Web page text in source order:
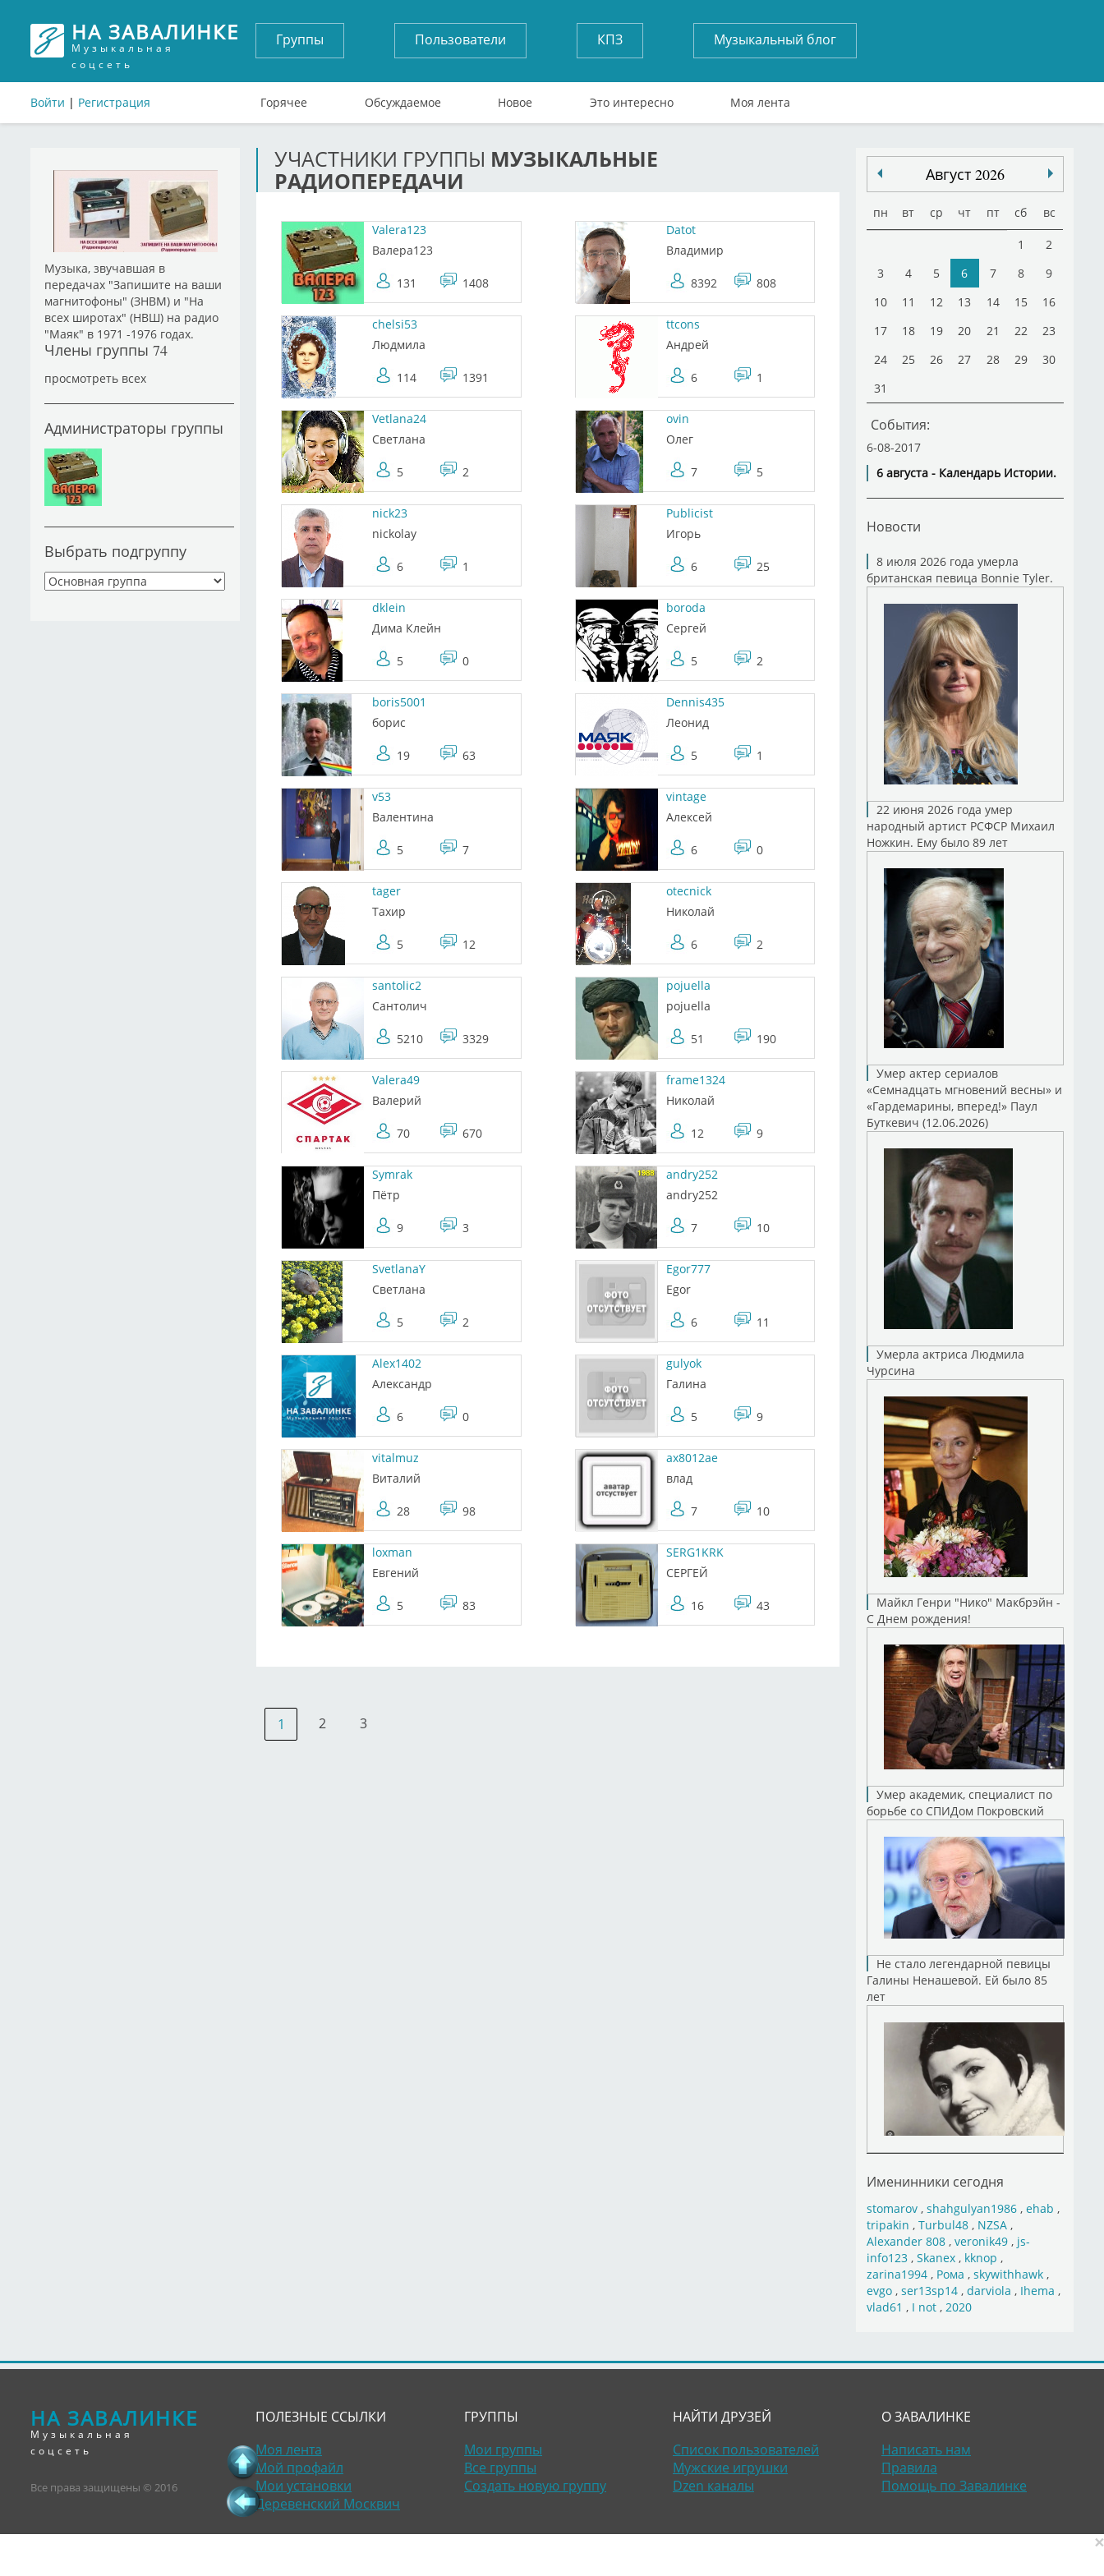
НА ЗАВАЛИНКЕ
Музыкальная
соцсеть
Войти | Регистрация
Группы Пользователи КПЗ Музыкальный блог
Горячее Обсуждаемое Новое Это интересно Моя лента
Музыка, звучавшая в
передачах "Запишите на ваши
магнитофоны" (ЗНВМ) и "На
всех широтах" (НВШ) на радио
"Маяк" в 1971 -1976 годах.
Члены группы 74
просмотреть всех
Администраторы группы
Выбрать подгруппу
УЧАСТНИКИ ГРУППЫ МУЗЫКАЛЬНЫЕ
РАДИОПЕРЕДАЧИ
Valera123
Валера123
131 1408
Datot
Владимир
8392 808
chelsi53
Людмила
114 1391
ttcons
Андрей
6 1
Vetlana24
Светлана
5 2
ovin
Олег
7 5
nick23
nickolay
6 1
Publicist
Игорь
6 25
dklein
Дима Клейн
5 0
boroda
Сергей
5 2
boris5001
борис
19 63
Dennis435
Леонид
5 1
v53
Валентина
5 7
vintage
Алексей
6 0
tager
Тахир
5 12
otecnick
Николай
6 2
santolic2
Сантолич
5210 3329
pojuella
pojuella
51 190
Valera49
Валерий
70 670
frame1324
Николай
12 9
Symrak
Пётр
9 3
andry252
andry252
7 10
SvetlanaY
Светлана
5 2
Egor777
Egor
6 11
Alex1402
Александр
6 0
gulyok
Галина
5 9
vitalmuz
Виталий
28 98
ax8012ae
влад
7 10
loxman
Евгений
5 83
SERG1KRK
СЕРГЕЙ
16 43
1 2 3
Август 2026
пн вт ср чт пт сб вс
1
2
3
4 5 6 7 8
9
10
11 12 13 14 15
16
17
18 19 20 21 22
23
24
25 26 27 28 29
30
31
События:
6-08-2017
6 августа - Календарь Истории.
Новости
8 июля 2026 года умерла
британская певица Bonnie Tyler.
22 июня 2026 года умер
народный артист РСФСР Михаил
Ножкин. Ему было 89 лет
Умер актер сериалов
«Семнадцать мгновений весны» и
«Гардемарины, вперед!» Паул
Буткевич (12.06.2026)
Умерла актриса Людмила
Чурсина
Майкл Генри "Нико" Макбрэйн -
С Днем рождения!
Умер академик, специалист по
борьбе со СПИДом Покровский
Не стало легендарной певицы
Галины Ненашевой. Ей было 85
лет
Именинники сегодня
stomarov, shahgulyan1986, ehab ,
tripakin , Turbul48, NZSA,
Alexander 808, veronik49, js-
info123, Skanex, kknop ,
zarina1994, Рома , skywithhawk,
evgo, ser13sp14, darviola , Ihema ,
vlad61 , I not, 2020
НА ЗАВАЛИНКЕ
Музыкальная
соцсеть
Все права защищены © 2016
ПОЛЕЗНЫЕ ССЫЛКИ
Моя лента
Мой профайл
Мои установки
Деревенский Москвич
ГРУППЫ
Мои группы
Все группы
Создать новую группу
НАЙТИ ДРУЗЕЙ
Список пользователей
Мужские игрушки
Dzen каналы
О ЗАВАЛИНКЕ
Написать нам
Правила
Помощь по Завалинке
×